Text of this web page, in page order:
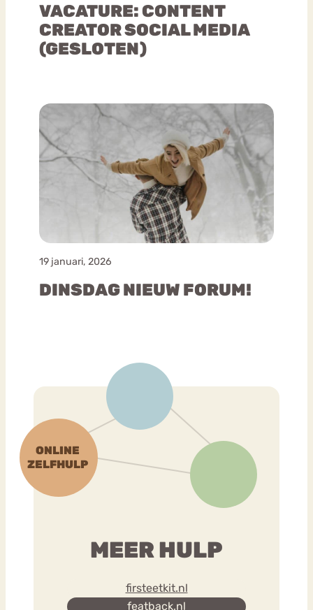
VACATURE: CONTENT
CREATOR SOCIAL MEDIA
(GESLOTEN)
19 januari, 2026
DINSDAG NIEUW FORUM!
MEER HULP
firsteetkit.nl
featback.nl